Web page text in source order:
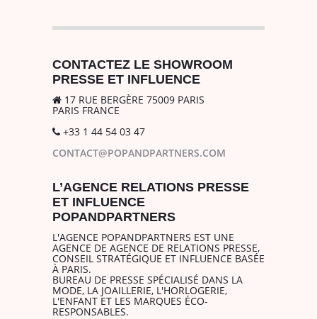
CONTACTEZ LE SHOWROOM
PRESSE ET INFLUENCE
17 RUE BERGÈRE 75009 PARIS
PARIS FRANCE
+33 1 44 54 03 47
CONTACT@POPANDPARTNERS.COM
L’AGENCE RELATIONS PRESSE
ET INFLUENCE
POPANDPARTNERS
L'AGENCE POPANDPARTNERS EST UNE
AGENCE DE AGENCE DE RELATIONS PRESSE,
CONSEIL STRATÉGIQUE ET INFLUENCE BASÉE
À PARIS.
BUREAU DE PRESSE SPÉCIALISÉ DANS LA
MODE, LA JOAILLERIE, L'HORLOGERIE,
L'ENFANT ET LES MARQUES ÉCO-
RESPONSABLES.